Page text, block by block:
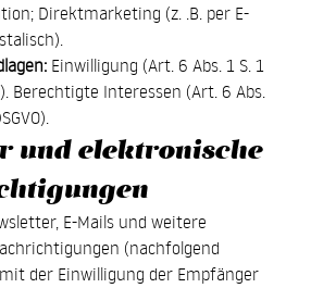
Direktmarketing (z. .B. per E-
Einwilligung (Art. 6 Abs. 1 S. 1
Berechtigte Interessen (Art. 6 Abs.
und elektronische
E-Mails und weitere
(nachfolgend
mit der Einwilligung der Empfänger